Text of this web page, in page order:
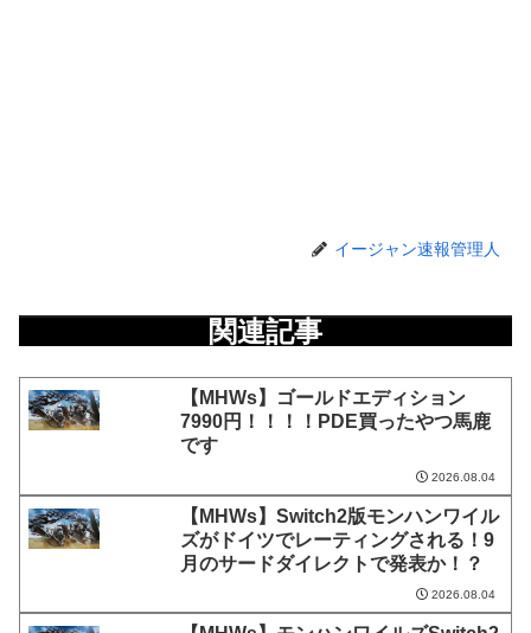
イージャン速報管理人
関連記事
【MHWs】ゴールドエディション
7990円！！！！PDE買ったやつ馬鹿
です
2026.08.04
【MHWs】Switch2版モンハンワイル
ズがドイツでレーティングされる！9
月のサードダイレクトで発表か！？
2026.08.04